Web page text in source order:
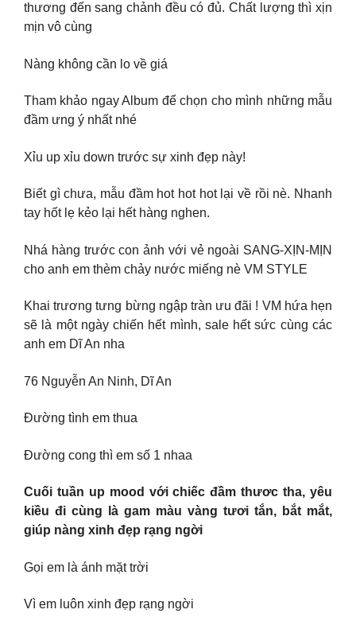
thương đến sang chảnh đều có đủ. Chất lượng thì xịn
mịn vô cùng
Nàng không cần lo về giá
Tham khảo ngay Album để chọn cho mình những mẫu
đầm ưng ý nhất nhé
Xỉu up xỉu down trước sự xinh đẹp này!
Biết gì chưa, mẫu đầm hot hot hot lại về rồi nè. Nhanh
tay hốt lẹ kẻo lại hết hàng nghen.
Nhá hàng trước con ảnh với vẻ ngoài SANG-XỊN-MỊN
cho anh em thèm chảy nước miếng nè VM STYLE
Khai trương tưng bừng ngập tràn ưu đãi ! VM hứa hẹn
sẽ là một ngày chiến hết mình, sale hết sức cùng các
anh em Dĩ An nha
76 Nguyễn An Ninh, Dĩ An
Đường tình em thua
Đường cong thì em số 1 nhaa
Cuối tuần up mood với chiếc đầm thươc tha, yêu
kiều đi cùng là gam màu vàng tươi tắn, bắt mắt,
giúp nàng xinh đẹp rạng ngời
Gọi em là ánh mặt trời
Vì em luôn xinh đẹp rạng ngời